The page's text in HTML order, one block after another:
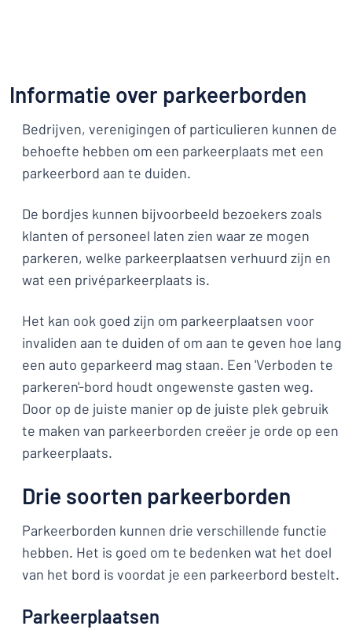
Informatie over parkeerborden
Bedrijven, verenigingen of particulieren kunnen de
behoefte hebben om een parkeerplaats met een
parkeerbord aan te duiden.
De bordjes kunnen bijvoorbeeld bezoekers zoals
klanten of personeel laten zien waar ze mogen
parkeren, welke parkeerplaatsen verhuurd zijn en
wat een privéparkeerplaats is.
Het kan ook goed zijn om parkeerplaatsen voor
invaliden aan te duiden of om aan te geven hoe lang
een auto geparkeerd mag staan. Een 'Verboden te
parkeren'-bord houdt ongewenste gasten weg.
Door op de juiste manier op de juiste plek gebruik
te maken van parkeerborden creëer je orde op een
parkeerplaats.
Drie soorten parkeerborden
Parkeerborden kunnen drie verschillende functie
hebben. Het is goed om te bedenken wat het doel
van het bord is voordat je een parkeerbord bestelt.
Parkeerplaatsen